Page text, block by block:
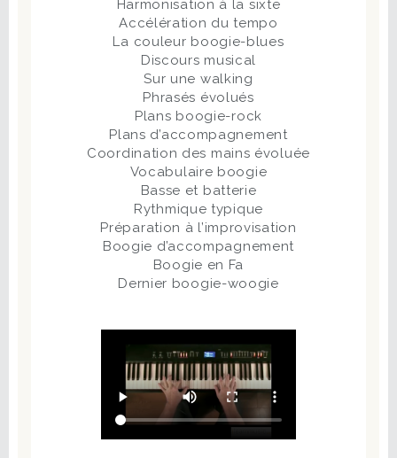
Harmonisation à la sixte
Accélération du tempo
La couleur boogie-blues
Discours musical
Sur une walking
Phrasés évolués
Plans boogie-rock
Plans d’accompagnement
Coordination des mains évoluée
Vocabulaire boogie
Basse et batterie
Rythmique typique
Préparation à l’improvisation
Boogie d’accompagnement
Boogie en Fa
Dernier boogie-woogie